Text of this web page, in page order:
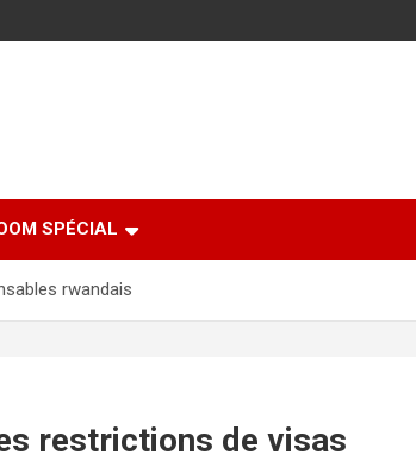
SPÉCIAL
rwandais
restrictions de visas